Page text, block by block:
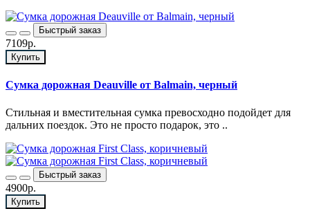
Быстрый заказ
7109р.
Купить
Сумка дорожная Deauville от Balmain, черный
Стильная и вместительная сумка превосходно подойдет для
дальних поездок. Это не просто подарок, это ..
Быстрый заказ
4900р.
Купить